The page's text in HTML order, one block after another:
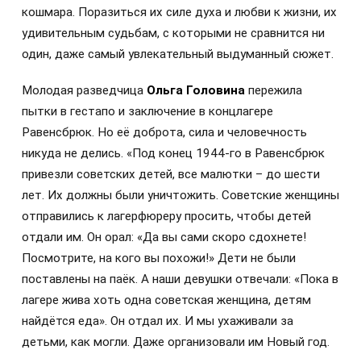
кошмара. Поразиться их силе духа и любви к жизни, их
удивительным судьбам, с которыми не сравнится ни
один, даже самый увлекательный выдуманный сюжет.
Молодая разведчица Ольга Головина пережила
пытки в гестапо и заключение в концлагере
Равенсбрюк. Но её доброта, сила и человечность
никуда не делись. «Под конец 1944-го в Равенсбрюк
привезли советских детей, все малютки – до шести
лет. Их должны были уничтожить. Советские женщины
отправились к лагерфюреру просить, чтобы детей
отдали им. Он орал: «Да вы сами скоро сдохнете!
Посмотрите, на кого вы похожи!» Дети не были
поставлены на паёк. А наши девушки отвечали: «Пока в
лагере жива хоть одна советская женщина, детям
найдётся еда». Он отдал их. И мы ухаживали за
детьми, как могли. Даже организовали им Новый год.